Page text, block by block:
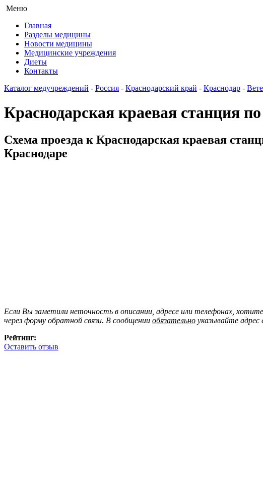
Меню
Главная
Разделы медицины
Новости медицины
Медицинские учреждения
Диеты
Контакты
Каталог медучреждений - Россия - Краснодарский край - Краснодар -
Краснодарская краевая станция
Схема проезда к Краснодарская краевая
Краснодаре
Если Вы заметили неточность в описании, адресе или телефонах,
через форму обратной связи. В сообщении обязательно указывайте
Рейтинг:
Оставить отзыв